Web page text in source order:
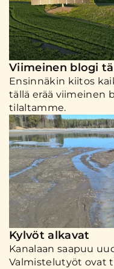
Viimeinen blogi
Ensinnäkin kiitos
tällä erää viimeinen
tilaltamme.
Kylvöt alkavat
Kanalaan saapuu
Valmistelutyöt ovat